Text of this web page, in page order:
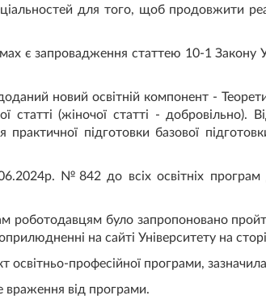
для того, щоб продовжити
є запровадження статтею 10-1 Закону
новий освітній компонент -
статті (жіночої статті -
підготовки базової
№842 до всіх освітніх програм
роботодавцям було запропоновано
на сайті Університету на
освітньо-професійної програми,
враження від програми.